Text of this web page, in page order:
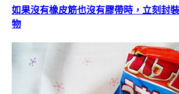
如果沒有橡皮筋也沒有膠帶時，立刻封
物